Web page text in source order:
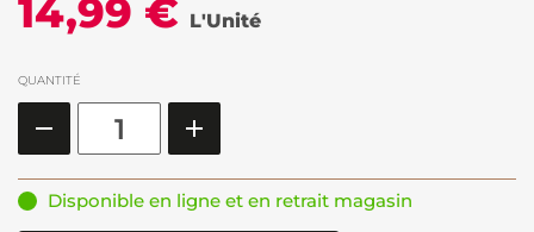
14,99 € L'Unité
QUANTITÉ
Disponible en ligne et en retrait magasin